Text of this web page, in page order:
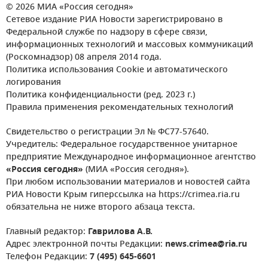
© 2026 МИА «Россия сегодня»
Сетевое издание РИА Новости зарегистрировано в
Федеральной службе по надзору в сфере связи,
информационных технологий и массовых коммуникаций
(Роскомнадзор) 08 апреля 2014 года.
Политика использования Cookie и автоматического
логирования
Политика конфиденциальности (ред. 2023 г.)
Правила применения рекомендательных технологий
Свидетельство о регистрации Эл № ФС77-57640.
Учредитель: Федеральное государственное унитарное
предприятие Международное информационное агентство
«Россия сегодня» (МИА «Россия сегодня»).
При любом использовании материалов и новостей сайта
РИА Новости Крым гиперссылка на https://crimea.ria.ru
обязательна не ниже второго абзаца текста.
Главный редактор: Гаврилова А.В.
Адрес электронной почты Редакции: news.crimea@ria.ru
Телефон Редакции: 7 (495) 645-6601